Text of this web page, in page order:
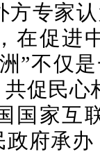
方专家
在促进
”不仅
促民
国家互
政府承